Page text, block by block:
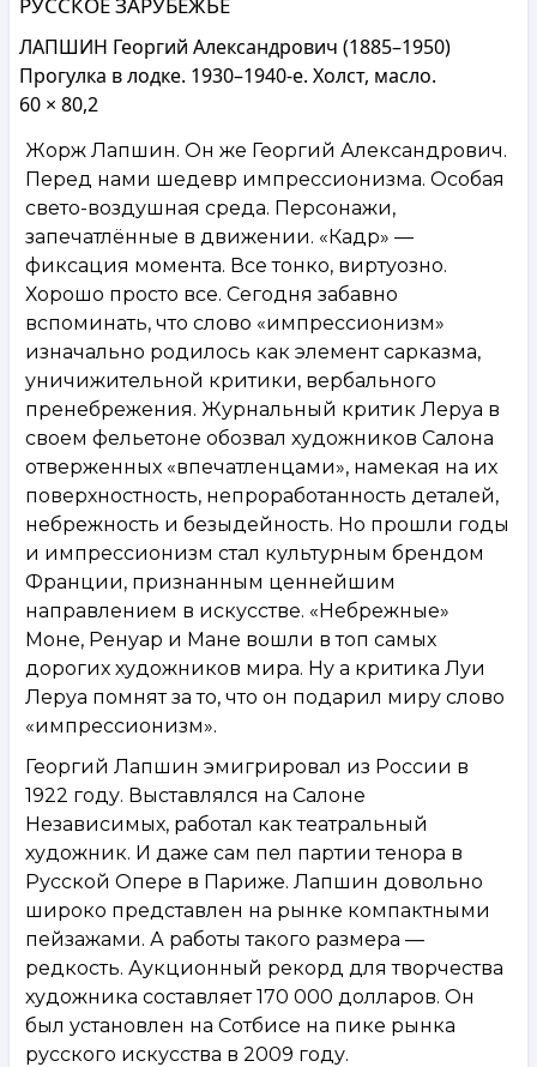
ЛАПШИН Георгий Александрович (1885–1950)
Прогулка в лодке. 1930–1940-е. Холст, масло.
60 × 80,2
Жорж Лапшин. Он же Георгий Александрович.
Перед нами шедевр импрессионизма. Особая
свето-воздушная среда. Персонажи,
запечатлённые в движении. «Кадр» —
фиксация момента. Все тонко, виртуозно.
Хорошо просто все. Сегодня забавно
вспоминать, что слово «импрессионизм»
изначально родилось как элемент сарказма,
уничижительной критики, вербального
пренебрежения. Журнальный критик Леруа в
своем фельетоне обозвал художников Салона
отверженных «впечатленцами», намекая на их
поверхностность, непроработанность деталей,
небрежность и безыдейность. Но прошли годы
и импрессионизм стал культурным брендом
Франции, признанным ценнейшим
направлением в искусстве. «Небрежные»
Моне, Ренуар и Мане вошли в топ самых
дорогих художников мира. Ну а критика Луи
Леруа помнят за то, что он подарил миру слово
«импрессионизм».
Георгий Лапшин эмигрировал из России в
1922 году. Выставлялся на Салоне
Независимых, работал как театральный
художник. И даже сам пел партии тенора в
Русской Опере в Париже. Лапшин довольно
широко представлен на рынке компактными
пейзажами. А работы такого размера —
редкость. Аукционный рекорд для творчества
художника составляет 170 000 долларов. Он
был установлен на Сотбисе на пике рынка
русского искусства в 2009 году.